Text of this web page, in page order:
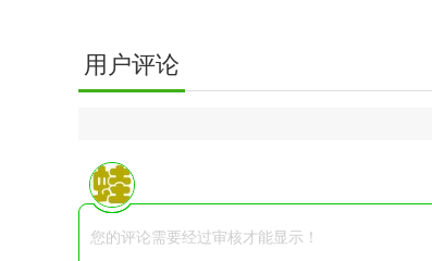
用户评论